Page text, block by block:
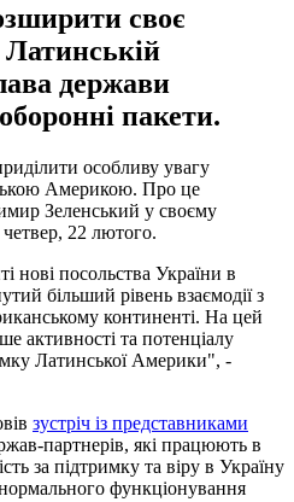
своє
держави
пакети.
особливу увагу
Америкою. Про це
Зеленський у своєму
четвер, 22 лютого.
нові посольства України в
більший рівень взаємодії з
континенті. На цей
активності та потенціалу
Латинської Америки", -
зустріч із представниками
партнерів, які працюють в
за підтримку та віру в Україну
функціонування